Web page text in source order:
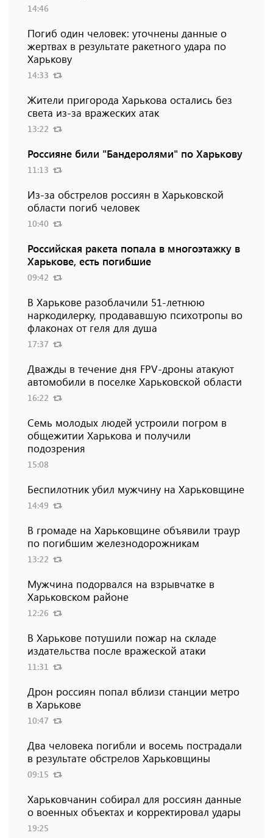
14:46
Погиб один человек: уточнены данные о
жертвах в результате ракетного удара по
Харькову
14:33
Жители пригорода Харькова остались без
света из-за вражеских атак
13:22
Россияне били "Бандеролями" по Харькову
11:13
Из-за обстрелов россиян в Харьковской
области погиб человек
10:40
Российская ракета попала в многоэтажку в
Харькове, есть погибшие
09:42
В Харькове разоблачили 51-летнюю
наркодилерку, продававшую психотропы во
флаконах от геля для душа
17:37
Дважды в течение дня FPV-дроны атакуют
автомобили в поселке Харьковской области
16:22
Семь молодых людей устроили погром в
общежитии Харькова и получили
подозрения
15:08
Беспилотник убил мужчину на Харьковщине
14:49
В громаде на Харьковщине объявили траур
по погибшим железнодорожникам
13:22
Мужчина подорвался на взрывчатке в
Харьковском районе
12:26
В Харькове потушили пожар на складе
издательства после вражеской атаки
11:31
Дрон россиян попал вблизи станции метро
в Харькове
10:47
Два человека погибли и восемь пострадали
в результате обстрелов Харьковщины
09:15
Харьковчанин собирал для россиян данные
о военных объектах и ​​корректировал удары
19:25